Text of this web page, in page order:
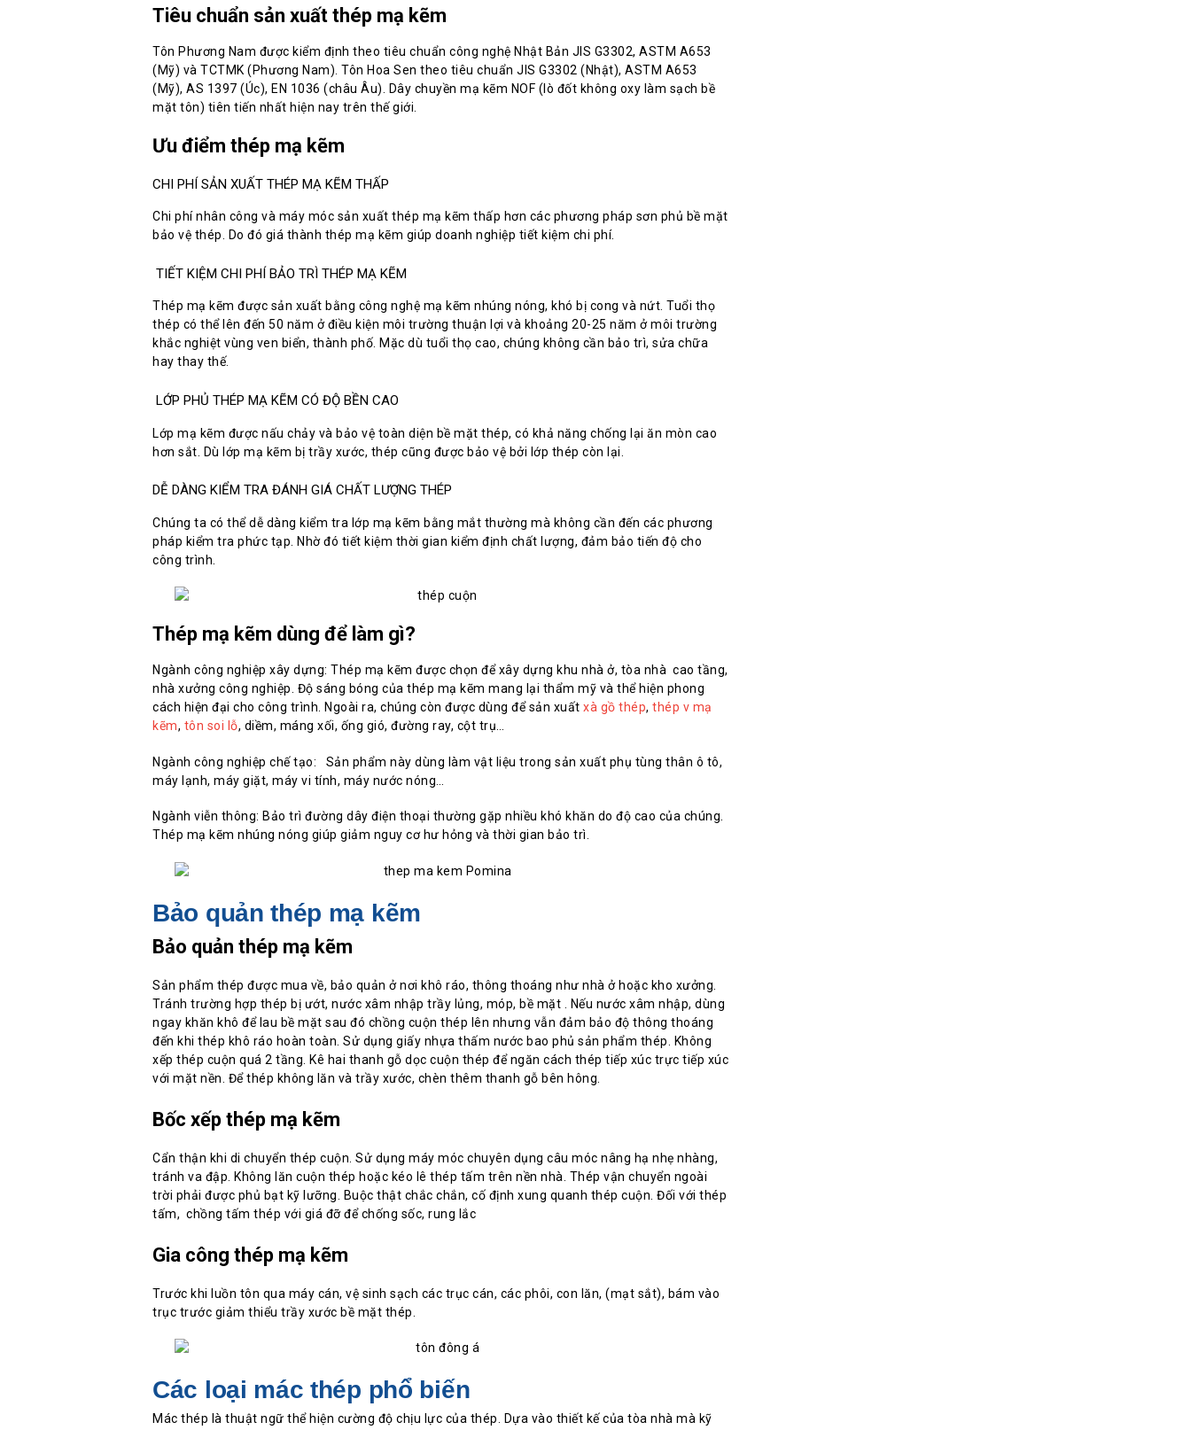
Tiêu chuẩn sản xuất thép mạ kẽm
Tôn Phương Nam được kiểm định theo tiêu chuẩn công nghệ Nhật Bản JIS G3302, ASTM A653
(Mỹ) và TCTMK (Phương Nam). Tôn Hoa Sen theo tiêu chuẩn JIS G3302 (Nhật), ASTM A653
(Mỹ), AS 1397 (Úc), EN 1036 (châu Âu). Dây chuyền mạ kẽm NOF (lò đốt không oxy làm sạch bề
mặt tôn) tiên tiến nhất hiện nay trên thế giới.
Ưu điểm thép mạ kẽm
CHI PHÍ SẢN XUẤT THÉP MẠ KẼM THẤP
Chi phí nhân công và máy móc sản xuất thép mạ kẽm thấp hơn các phương pháp sơn phủ bề mặt
bảo vệ thép. Do đó giá thành thép mạ kẽm giúp doanh nghiệp tiết kiệm chi phí.
TIẾT KIỆM CHI PHÍ BẢO TRÌ THÉP MẠ KẼM
Thép mạ kẽm được sản xuất bằng công nghệ mạ kẽm nhúng nóng, khó bị cong và nứt. Tuổi thọ
thép có thể lên đến 50 năm ở điều kiện môi trường thuận lợi và khoảng 20-25 năm ở môi trường
khắc nghiệt vùng ven biển, thành phố. Mặc dù tuổi thọ cao, chúng không cần bảo trì, sửa chữa
hay thay thế.
LỚP PHỦ THÉP MẠ KẼM CÓ ĐỘ BỀN CAO
Lớp mạ kẽm được nấu chảy và bảo vệ toàn diện bề mặt thép, có khả năng chống lại ăn mòn cao
hơn sắt. Dù lớp mạ kẽm bị trầy xước, thép cũng được bảo vệ bởi lớp thép còn lại.
DỄ DÀNG KIỂM TRA ĐÁNH GIÁ CHẤT LƯỢNG THÉP
Chúng ta có thể dễ dàng kiểm tra lớp mạ kẽm bằng mắt thường mà không cần đến các phương
pháp kiểm tra phức tạp. Nhờ đó tiết kiệm thời gian kiểm định chất lượng, đảm bảo tiến độ cho
công trình.
Thép mạ kẽm dùng để làm gì?
Ngành công nghiệp xây dựng: Thép mạ kẽm được chọn để xây dựng khu nhà ở, tòa nhà cao tầng,
nhà xưởng công nghiệp. Độ sáng bóng của thép mạ kẽm mang lại thẩm mỹ và thể hiện phong
cách hiện đại cho công trình. Ngoài ra, chúng còn được dùng để sản xuất xà gồ thép, thép v mạ
kẽm, tôn soi lỗ, diềm, máng xối, ống gió, đường ray, cột trụ…
Ngành công nghiệp chế tạo: Sản phẩm này dùng làm vật liệu trong sản xuất phụ tùng thân ô tô,
máy lạnh, máy giặt, máy vi tính, máy nước nóng…
Ngành viễn thông: Bảo trì đường dây điện thoại thường gặp nhiều khó khăn do độ cao của chúng.
Thép mạ kẽm nhúng nóng giúp giảm nguy cơ hư hỏng và thời gian bảo trì.
Bảo quản thép mạ kẽm
Bảo quản thép mạ kẽm
Sản phẩm thép được mua về, bảo quản ở nơi khô ráo, thông thoáng như nhà ở hoặc kho xưởng.
Tránh trường hợp thép bị ướt, nước xâm nhập trầy lủng, móp, bề mặt . Nếu nước xâm nhập, dùng
ngay khăn khô để lau bề mặt sau đó chồng cuộn thép lên nhưng vẫn đảm bảo độ thông thoáng
đến khi thép khô ráo hoàn toàn. Sử dụng giấy nhựa thấm nước bao phủ sản phẩm thép. Không
xếp thép cuộn quá 2 tầng. Kê hai thanh gỗ dọc cuộn thép để ngăn cách thép tiếp xúc trực tiếp xúc
với mặt nền. Để thép không lăn và trầy xước, chèn thêm thanh gỗ bên hông.
Bốc xếp thép mạ kẽm
Cẩn thận khi di chuyển thép cuộn. Sử dụng máy móc chuyên dụng câu móc nâng hạ nhẹ nhàng,
tránh va đập. Không lăn cuộn thép hoặc kéo lê thép tấm trên nền nhà. Thép vận chuyển ngoài
trời phải được phủ bạt kỹ lưỡng. Buộc thật chắc chắn, cố định xung quanh thép cuộn. Đối với thép
tấm, chồng tấm thép với giá đỡ để chống sốc, rung lắc
Gia công thép mạ kẽm
Trước khi luồn tôn qua máy cán, vệ sinh sạch các trục cán, các phôi, con lăn, (mạt sắt), bám vào
trục trước giảm thiểu trầy xước bề mặt thép.
Các loại mác thép phổ biến
Mác thép là thuật ngữ thể hiện cường độ chịu lực của thép. Dựa vào thiết kế của tòa nhà mà kỹ